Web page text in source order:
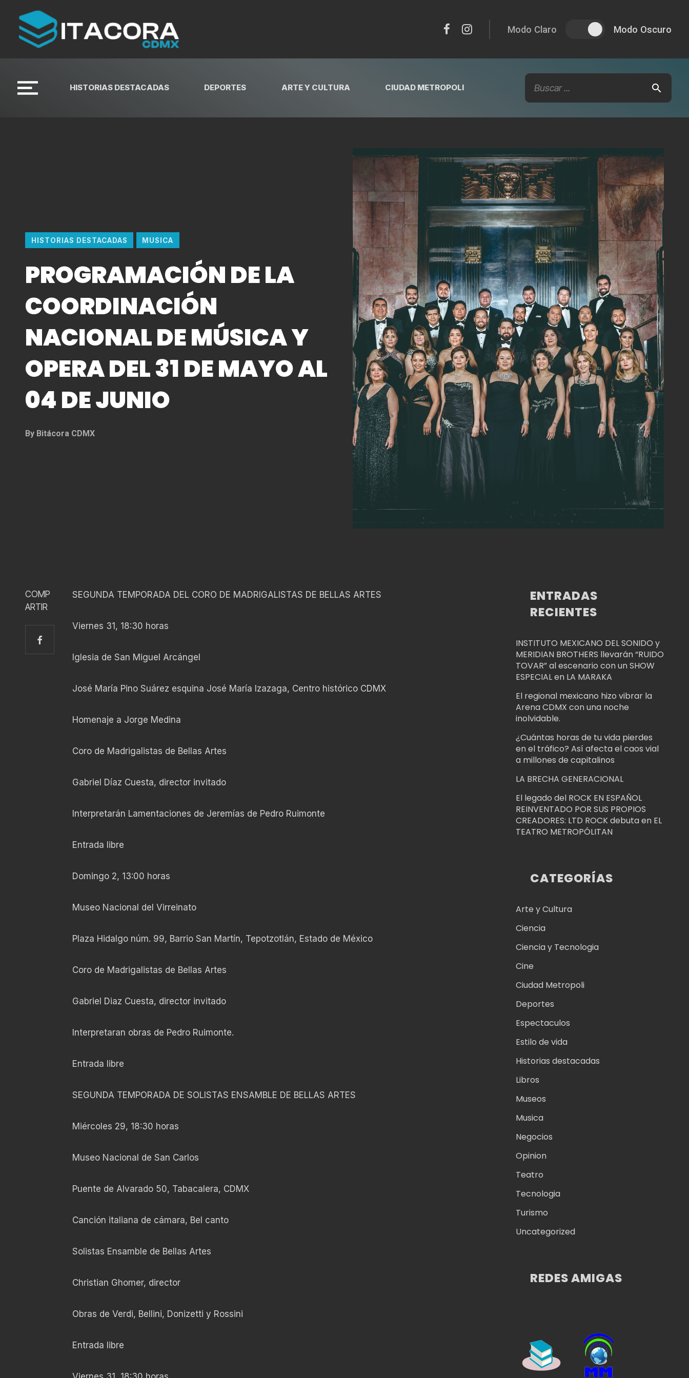
Modo Claro Modo Oscuro
HISTORIAS DESTACADAS DEPORTES ARTE Y CULTURA CIUDAD METROPOLI
HISTORIAS DESTACADAS MUSICA
PROGRAMACIÓN DE LA
COORDINACIÓN
NACIONAL DE MÚSICA Y
OPERA DEL 31 DE MAYO AL
04 DE JUNIO
By Bitácora CDMX
COMP
ARTIR
SEGUNDA TEMPORADA DEL CORO DE MADRIGALISTAS DE BELLAS ARTES
Viernes 31, 18:30 horas
Iglesia de San Miguel Arcángel
José María Pino Suárez esquina José María Izazaga, Centro histórico CDMX
Homenaje a Jorge Medina
Coro de Madrigalistas de Bellas Artes
Gabriel Díaz Cuesta, director invitado
Interpretarán Lamentaciones de Jeremías de Pedro Ruimonte
Entrada libre
Domingo 2, 13:00 horas
Museo Nacional del Virreinato
Plaza Hidalgo núm. 99, Barrio San Martín, Tepotzotlán, Estado de México
Coro de Madrigalistas de Bellas Artes
Gabriel Diaz Cuesta, director invitado
Interpretaran obras de Pedro Ruimonte.
Entrada libre
SEGUNDA TEMPORADA DE SOLISTAS ENSAMBLE DE BELLAS ARTES
Miércoles 29, 18:30 horas
Museo Nacional de San Carlos
Puente de Alvarado 50, Tabacalera, CDMX
Canción italiana de cámara, Bel canto
Solistas Ensamble de Bellas Artes
Christian Ghomer, director
Obras de Verdi, Bellini, Donizetti y Rossini
Entrada libre
ENTRADAS
RECIENTES
INSTITUTO MEXICANO DEL SONIDO y
MERIDIAN BROTHERS llevarán “RUIDO
TOVAR” al escenario con un SHOW
ESPECIAL en LA MARAKA
El regional mexicano hizo vibrar la
Arena CDMX con una noche
inolvidable.
¿Cuántas horas de tu vida pierdes
en el tráfico? Así afecta el caos vial
a millones de capitalinos
LA BRECHA GENERACIONAL
El legado del ROCK EN ESPAÑOL
REINVENTADO POR SUS PROPIOS
CREADORES: LTD ROCK debuta en EL
TEATRO METROPÓLITAN
CATEGORÍAS
Arte y Cultura
Ciencia
Ciencia y Tecnologia
Cine
Ciudad Metropoli
Deportes
Espectaculos
Estilo de vida
Historias destacadas
Libros
Museos
Musica
Negocios
Opinion
Teatro
Tecnologia
Turismo
Uncategorized
REDES AMIGAS